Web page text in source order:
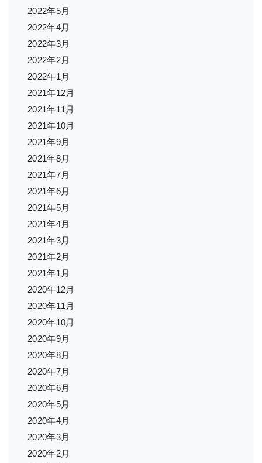
2022年5月
2022年4月
2022年3月
2022年2月
2022年1月
2021年12月
2021年11月
2021年10月
2021年9月
2021年8月
2021年7月
2021年6月
2021年5月
2021年4月
2021年3月
2021年2月
2021年1月
2020年12月
2020年11月
2020年10月
2020年9月
2020年8月
2020年7月
2020年6月
2020年5月
2020年4月
2020年3月
2020年2月